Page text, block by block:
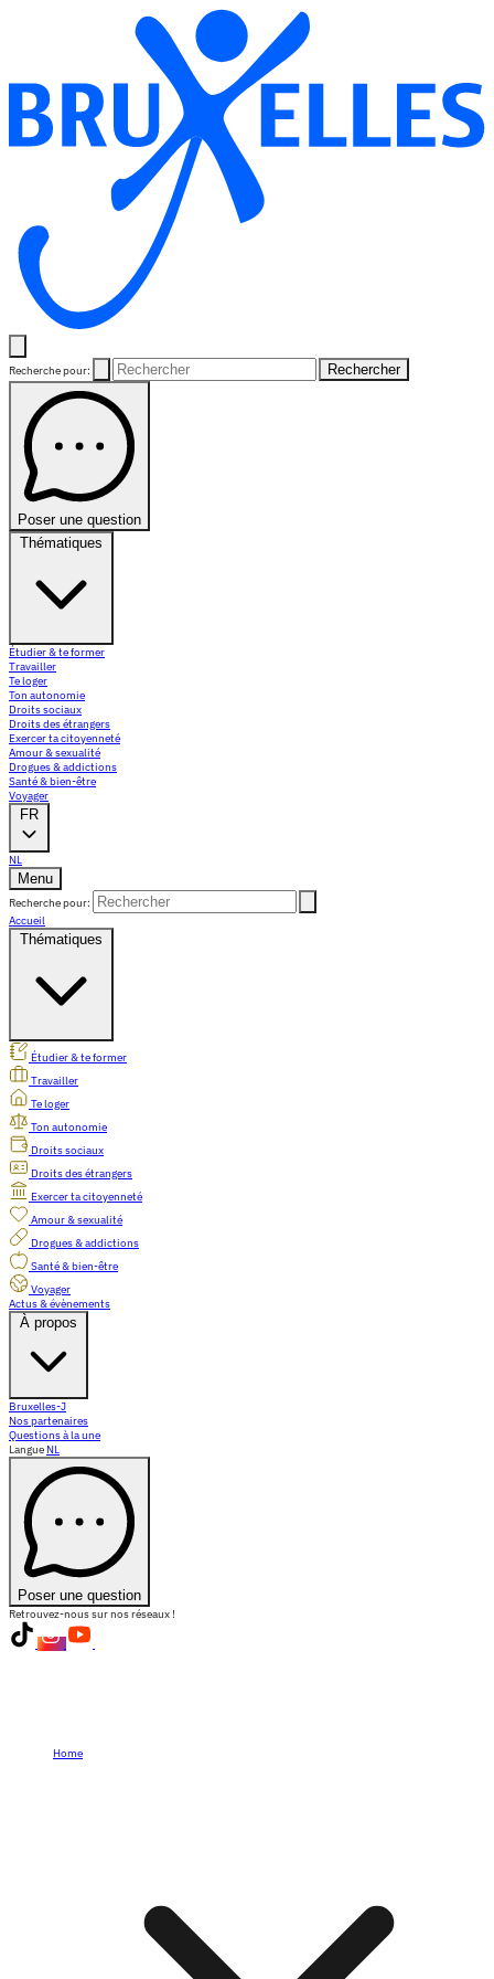
Recherche pour: Rechercher
Poser une question
Thématiques
Étudier & te former
Travailler
Te loger
Ton autonomie
Droits sociaux
Droits des étrangers
Exercer ta citoyenneté
Amour & sexualité
Drogues & addictions
Santé & bien-être
Voyager
FR
NL
Menu
Recherche pour:
Accueil
Thématiques
Étudier & te former
Travailler
Te loger
Ton autonomie
Droits sociaux
Droits des étrangers
Exercer ta citoyenneté
Amour & sexualité
Drogues & addictions
Santé & bien-être
Voyager
Actus & évènements
À propos
Bruxelles-J
Nos partenaires
Questions à la une
Langue NL
Poser une question
Retrouvez-nous sur nos réseaux !
Home